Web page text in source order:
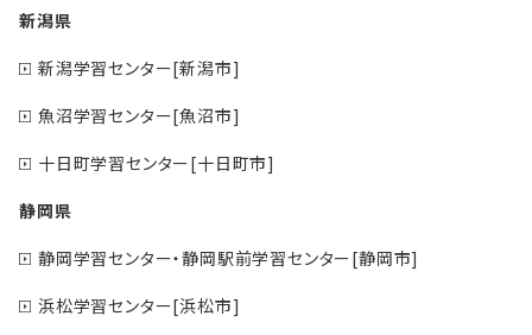
新潟県
新潟学習センター[新潟市]
魚沼学習センター[魚沼市]
十日町学習センター[十日町市]
静岡県
静岡学習センター・静岡駅前学習センター[静岡市]
浜松学習センター[浜松市]